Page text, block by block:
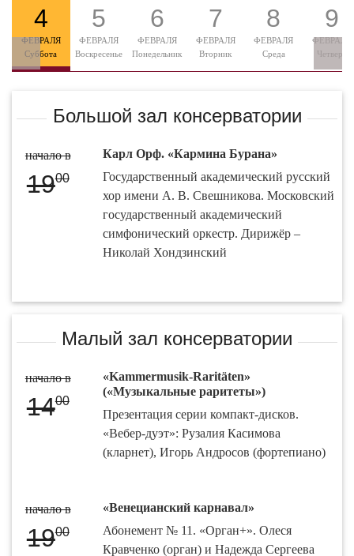
4
ФЕВРАЛЯ
Суббота
5
ФЕВРАЛЯ
Воскресенье
6
ФЕВРАЛЯ
Понедельник
7
ФЕВРАЛЯ
Вторник
8
ФЕВРАЛЯ
Среда
9
ФЕВРАЛЯ
Четверг
Большой зал консерватории
начало в
1900
Карл Орф. «Кармина Бурана»
Государственный академический русский
хор имени А. В. Свешникова. Московский
государственный академический
симфонический оркестр. Дирижёр –
Николай Хондзинский
Малый зал консерватории
начало в
1400
«Kammermusik-Raritäten»
(«Музыкальные раритеты»)
Презентация серии компакт-дисков.
«Вебер-дуэт»: Рузалия Касимова
(кларнет), Игорь Андросов (фортепиано)
начало в
1900
«Венецианский карнавал»
Абонемент № 11. «Орган+». Олеся
Кравченко (орган) и Надежда Сергеева